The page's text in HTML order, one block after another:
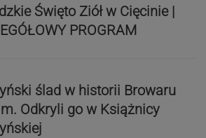
Święto Ziół w Cięcinie |
PROGRAM
ślad w historii Browaru
Odkryli go w Książnicy